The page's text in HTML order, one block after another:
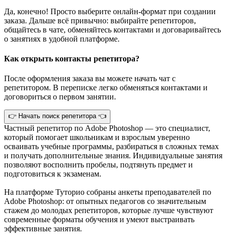
Да, конечно! Просто выберите онлайн-формат при создании
заказа. Дальше всё привычно: выбирайте репетиторов,
общайтесь в чате, обменяйтесь контактами и договаривайтесь
о занятиях в удобной платформе.
Как открыть контакты репетитора?
После оформления заказа вы можете начать чат с
репетитором. В переписке легко обменяться контактами и
договориться о первом занятии.
👉 Начать поиск репетитора 👈
Частный репетитор по Adobe Photoshop — это специалист,
который помогает школьникам и взрослым уверенно
осваивать учебные программы, разбираться в сложных темах
и получать дополнительные знания. Индивидуальные занятия
позволяют восполнить пробелы, подтянуть предмет и
подготовиться к экзаменам.
На платформе Туторио собраны анкеты преподавателей по
Adobe Photoshop: от опытных педагогов со значительным
стажем до молодых репетиторов, которые лучше чувствуют
современные форматы обучения и умеют выстраивать
эффективные занятия.